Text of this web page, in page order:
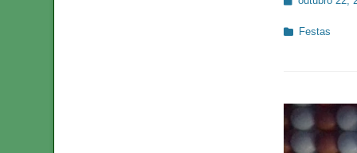
Categorias:
Festas